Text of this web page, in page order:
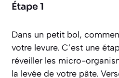
Étape 1
Dans un petit bol,
votre levure. C’est une
réveiller les micro-
la levée de votre pâte.